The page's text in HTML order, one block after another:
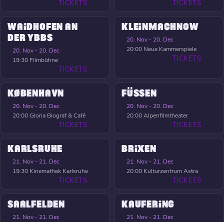
TICKETS TICKETS
WAIDHOFEN AN
DER YBBS
20. Nov - 20. Dec
19:30 Filmbühne
TICKETS
KLEINMACHNOW
20. Nov - 20. Dec
20:00 Neue Kammerspiele
TICKETS
KØBENHAVN
20. Nov - 20. Dec
20:00Gloria Biograf & Café
TICKETS
FÜSSEN
20. Nov - 20. Dec
20:00Alpenfilmtheater
TICKETS
KARLSRUHE
21. Nov - 21. Dec
19:30 Kinemathek Karlsruhe
TICKETS
BRIXEN
21. Nov - 21. Dec
20:00 Kulturzentrum Astra
TICKETS
SAALFELDEN
21. Nov - 21. Dec
KAUFERING
21. Nov - 21. Dec